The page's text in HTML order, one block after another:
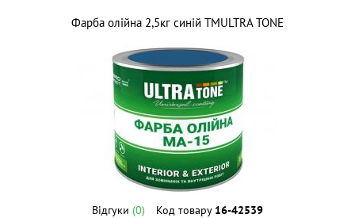
Фарба олійна 2,5кг синій ТМULTRA TONE
Відгуки (0) Код товару 16-42539